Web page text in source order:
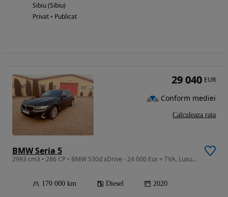
Sibiu (Sibiu)
Privat • Publicat
BMW Seria 5
2993 cm3 • 286 CP • BMW 530d xDrive - 24 000 Eur + TVA, Luxury Line, Mild Hybrid
170 000 km Diesel 2020
29 040 EUR
Conform mediei
Calculeaza rata